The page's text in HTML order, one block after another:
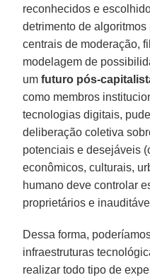
reconhecidos e
detrimento de
centrais de moderação,
modelagem de
umfuturo pós-
como membros
tecnologias digitais,
deliberação coletiva
potenciais e desejáveis
econômicos, culturais,
humano deve controlar
proprietários e
Dessa forma,
infraestruturas
realizar todo tipo de